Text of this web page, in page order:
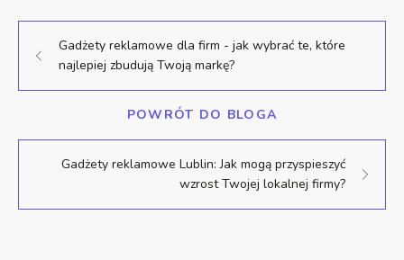
Gadżety reklamowe dla firm - jak wybrać te, które
najlepiej zbudują Twoją markę?
POWRÓT DO BLOGA
Gadżety reklamowe Lublin: Jak mogą przyspieszyć
wzrost Twojej lokalnej firmy?